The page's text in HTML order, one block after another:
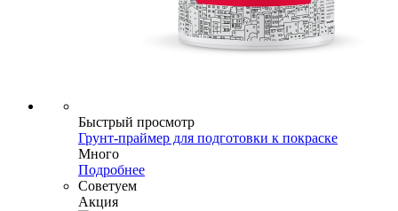
Быстрый просмотр
Грунт-праймер для подготовки к покраске
Много
Подробнее
Советуем
Акция